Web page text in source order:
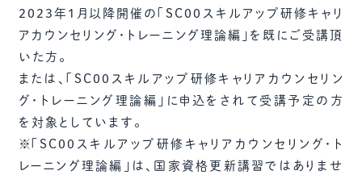
2023年1月以降開催の「SC00スキルアップ研修キャリ
アカウンセリング・トレーニング理論編」を既にご受講頂
いた方。
または、「SC00スキルアップ研修キャリアカウンセリン
グ・トレーニング理論編」に申込をされて受講予定の方
を対象としています。
※「SC00スキルアップ研修キャリアカウンセリング・ト
レーニング理論編」は、国家資格更新講習ではありませ